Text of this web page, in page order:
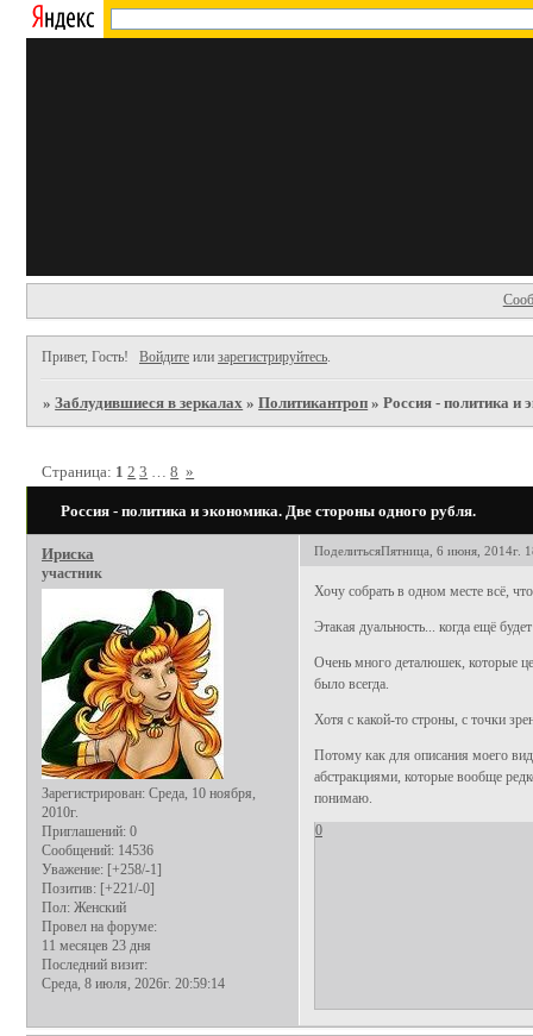
Привет, Гость! Войдите или зарегистрируйтесь.
»Заблудившиеся в зеркалах »Политикантроп »Россия - политика и
Россия - политика и экономика. Две стороны одного рубля.
Страница: 1 2 3 … 8 »
ПоделитьсяПятница, 6 июня, 2014г.
Ириска
участник
Зарегистрирован: Среда, 10 ноября,
2010г.
Приглашений: 0
Сообщений: 14536
Уважение: [+258/-1]
Позитив: [+221/-0]
Пол: Женский
Провел на форуме:
11 месяцев 23 дня
Последний визит:
Среда, 8 июля, 2026г. 20:59:14
Хочу собрать в одном месте всё,
Этакая дуальность... когда ещё
Очень много деталюшек, которые
было всегда.
Хотя с какой-то строны, с точки
Потому как для описания моего
абстракциями, которые вообще
понимаю.
0